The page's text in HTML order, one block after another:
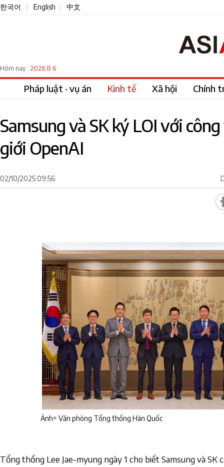
한국어 English 中文
Hôm nay : 2026.8.6
Pháp luật · vụ án Kinh tế Xã hội Chính
Samsung và SK ký LOI với
giới OpenAI
02/10/2025 09:56
Ảnh= Văn phòng Tổng thống Hàn Quốc
Tổng thống Lee Jae-myung ngày 1 cho biết Samsung và